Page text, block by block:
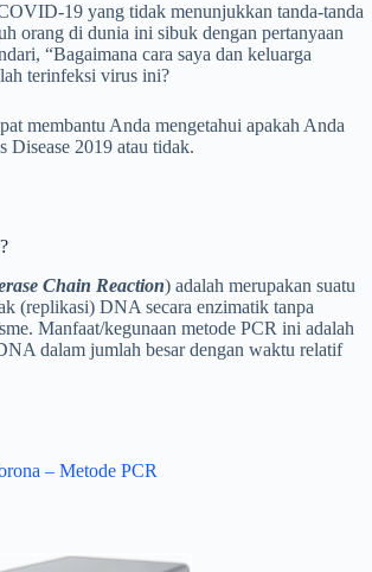
19 yang tidak menunjukkan tanda-tanda
orang di dunia ini sibuk dengan pertanyaan
“Bagaimana cara saya dan keluarga
terinfeksi virus ini?
membantu Anda mengetahui apakah Anda
Disease 2019 atau tidak.
Chain Reaction) adalah merupakan suatu
(replikasi) DNA secara enzimatik tanpa
Manfaat/kegunaan metode PCR ini adalah
dalam jumlah besar dengan waktu relatif
– Metode PCR